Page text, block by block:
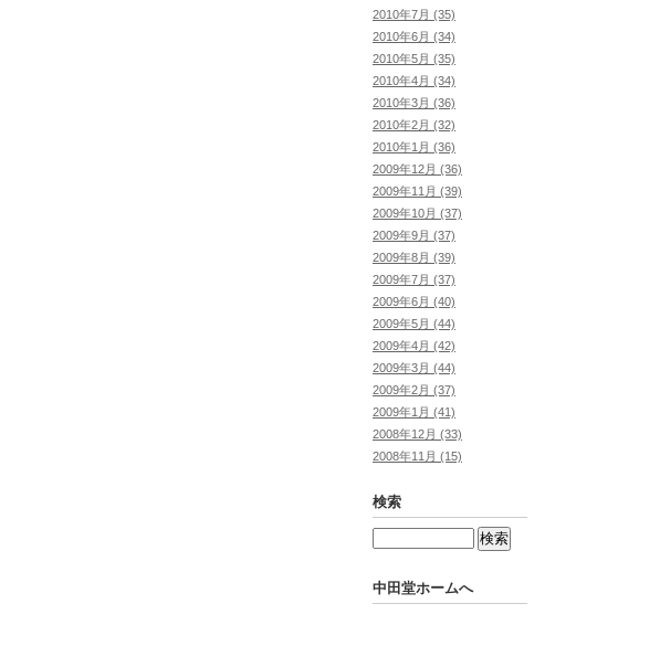
2010年7月 (35)
2010年6月 (34)
2010年5月 (35)
2010年4月 (34)
2010年3月 (36)
2010年2月 (32)
2010年1月 (36)
2009年12月 (36)
2009年11月 (39)
2009年10月 (37)
2009年9月 (37)
2009年8月 (39)
2009年7月 (37)
2009年6月 (40)
2009年5月 (44)
2009年4月 (42)
2009年3月 (44)
2009年2月 (37)
2009年1月 (41)
2008年12月 (33)
2008年11月 (15)
検索
中田堂ホームへ